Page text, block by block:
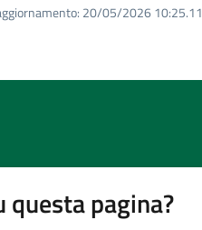
20/05/2026 10:25.11
pagina?